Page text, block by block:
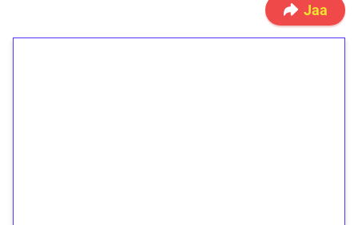
Jaa